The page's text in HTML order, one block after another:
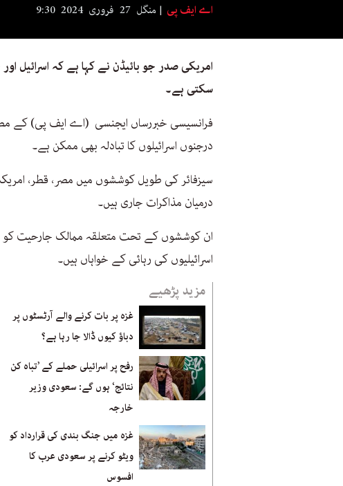
اے ایف پی منگل 27 فروری 2024 9:30
امریکی صدر جو بائیڈن نے کہا ہے کہ اسرائیل
سکتی ہے۔
فرانسیسی خبررساں ایجنسی (اے ایف پی) کے
درجنوں اسرائیلوں کا تبادلہ بھی ممکن ہے۔
سیزفائر کی طویل کوششوں میں مصر، قطر،
درمیان مذاکرات جاری ہیں۔
ان کوششوں کے تحت متعلقہ ممالک جارحیت کو
اسرائیلیوں کی رہائی کے خواہاں ہیں۔
مزید پڑھیے
غزہ پر بات کرنے والے آرٹسٹوں پر
دباؤ کیوں ڈالا جا رہا ہے؟
رفح پر اسرائیلی حملے کے ’تباہ کن
نتائج‘ ہوں گے: سعودی وزیر
خارجہ
غزہ میں جنگ بندی کی قرارداد کو
ویٹو کرنے پر سعودی عرب کا
افسوس